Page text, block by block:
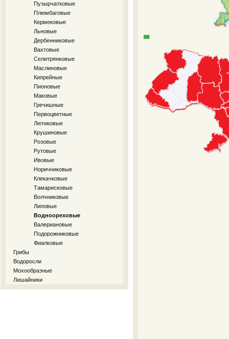
Пузырчатковые
Плюмбаговые
Кермековые
Льновые
Дербенниковые
Вахтовые
Селитрянковые
Маслиновые
Кипрейные
Пионовые
Маковые
Гречишные
Первоцветные
Лютиковые
Крушиновые
Розовые
Рутовые
Ивовые
Норичниковые
Клекачковые
Тамарисковые
Волчниковые
Липовые
Водноореховые
Валериановые
Подорожниковые
Фиалковые
Грибы
Водоросли
Мохообразные
Лишайники